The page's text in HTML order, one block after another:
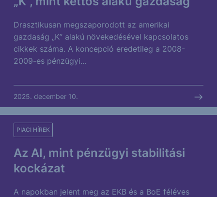
Drasztikusan megszaporodott az amerikai
gazdaság „K” alakú növekedésével kapcsolatos
cikkek száma. A koncepció eredetileg a 2008-
2009-es pénzügyi...
2025. december 10.
Az AI, mint pénzügyi stabilitási
kockázat
PIACI HÍREK
A napokban jelent meg az EKB és a BoE féléves